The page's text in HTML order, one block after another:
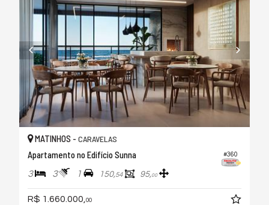
#360
MATINHOS - CARAVELAS
Apartamento no Edifício Sunna
3 3 1 150,54 95,00
R$ 1.660.000,00